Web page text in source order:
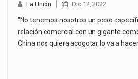
La Unión Dic 12, 2022
"No tenemos nosotros un peso
relación comercial con un gigante
China nos quiera acogotar lo va a